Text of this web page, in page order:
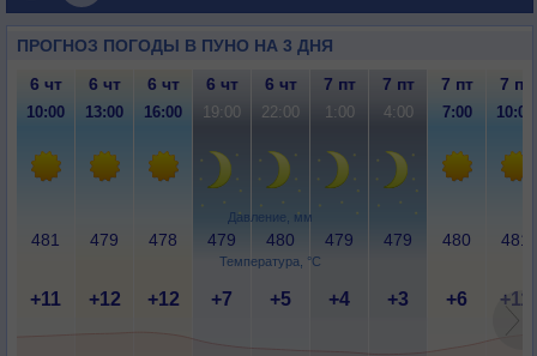
ПРОГНОЗ ПОГОДЫ В ПУНО НА 3 ДНЯ
Давление, мм
Температура, °C
6 чт 6 чт 6 чт 6 чт 6 чт 7 пт 7 пт 7 пт 7 пт
10:00 13:00 16:00 19:00 22:00 1:00 4:00 7:00 10:00
481 479 478 479 480 479 479 480 481
+11 +12 +12 +7 +5 +4 +3 +6 +11